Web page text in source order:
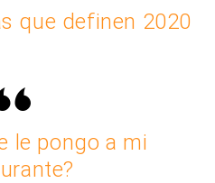
que definen 2020
le pongo a mi